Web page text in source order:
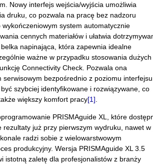
Nowy interfejs wejścia/wyjścia umożliwia
druku, co pozwala na pracę bez nadzoru
system automatycznie
cennych materiałów i ułatwia
napinająca, która zapewnia idealne
ważne w przypadku stosowania dużych
Connectivity Check. Pozwala ona
bezpośrednio z poziomu interfejsu
szybciej identyfikowane i rozwiązywane, co
większy komfort pracy[1]
PRISMAguide XL, które
rezultaty już przy pierwszym wydruku, nawet w
radzi sobie z wielowarstwowym
produkcyjny. Wersja PRISMAguide XL 3.5
istotną zaletę dla profesjonalistów z branży